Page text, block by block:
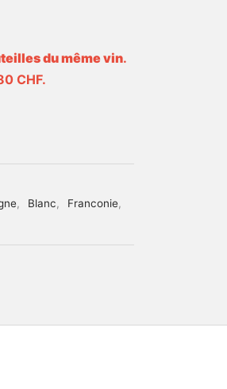
du même vin.
CHF.
, Blanc, Franconie,